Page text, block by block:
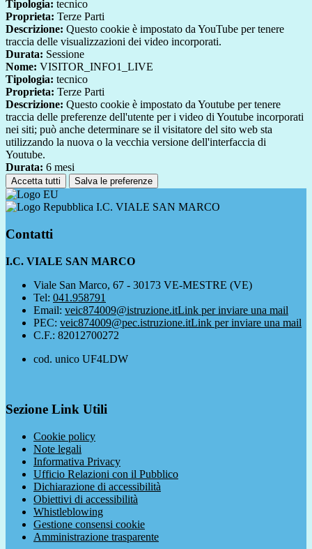
Tipologia: tecnico
Proprieta: Terze Parti
Descrizione: Questo cookie è impostato da YouTube per tenere
traccia delle visualizzazioni dei video incorporati.
Durata: Sessione
Nome: VISITOR_INFO1_LIVE
Tipologia: tecnico
Proprieta: Terze Parti
Descrizione: Questo cookie è impostato da Youtube per tenere
traccia delle preferenze dell'utente per i video di Youtube incorporati
nei siti; può anche determinare se il visitatore del sito web sta
utilizzando la nuova o la vecchia versione dell'interfaccia di
Youtube.
Durata: 6 mesi
Accetta tutti Salva le preferenze
I.C. VIALE SAN MARCO
Contatti
I.C. VIALE SAN MARCO
Viale San Marco, 67 - 30173 VE-MESTRE (VE)
Tel: 041.958791
Email: veic874009@istruzione.itLink per inviare una mail
PEC: veic874009@pec.istruzione.itLink per inviare una mail
C.F.: 82012700272
cod. unico UF4LDW
Sezione Link Utili
Cookie policy
Note legali
Informativa Privacy
Ufficio Relazioni con il Pubblico
Dichiarazione di accessibilità
Obiettivi di accessibilità
Whistleblowing
Gestione consensi cookie
Amministrazione trasparente